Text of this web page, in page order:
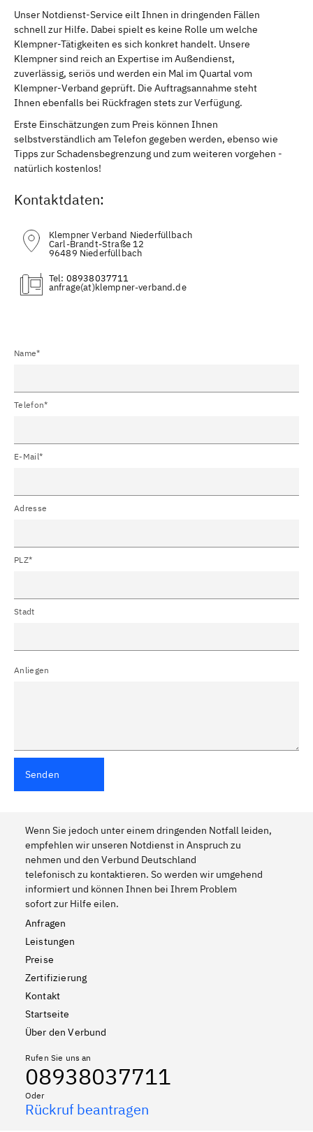
Unser Notdienst-Service eilt Ihnen in dringenden Fällen
schnell zur Hilfe. Dabei spielt es keine Rolle um welche
Klempner-Tätigkeiten es sich konkret handelt. Unsere
Klempner sind reich an Expertise im Außendienst,
zuverlässig, seriös und werden ein Mal im Quartal vom
Klempner-Verband geprüft. Die Auftragsannahme steht
Ihnen ebenfalls bei Rückfragen stets zur Verfügung.
Erste Einschätzungen zum Preis können Ihnen
selbstverständlich am Telefon gegeben werden, ebenso wie
Tipps zur Schadensbegrenzung und zum weiteren vorgehen -
natürlich kostenlos!
Kontaktdaten:
Klempner Verband Niederfüllbach
Carl-Brandt-Straße 12
96489 Niederfüllbach
Tel: 08938037711
(at)
Name*
Telefon*
E-Mail*
Adresse
PLZ*
Stadt
Anliegen
Senden
Wenn Sie jedoch unter einem dringenden Notfall leiden,
empfehlen wir unseren Notdienst in Anspruch zu
nehmen und den Verbund Deutschland
telefonisch zu kontaktieren. So werden wir umgehend
informiert und können Ihnen bei Ihrem Problem
sofort zur Hilfe eilen.
Anfragen
Leistungen
Preise
Zertifizierung
Kontakt
Startseite
Über den Verbund
Rufen Sie uns an
08938037711
Oder
Rückruf beantragen